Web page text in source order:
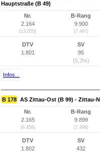
Hauptstraße (B 49)
Nr.
2.164
(13.055)
B-Rang
9.900
(7.497)
DTV
1.801
SV
95
(5,3%)
Infos...
B 178 AS Zittau-Ost (B 99) - Zittau-
Nr.
2.165
(9.458)
B-Rang
9.899
(7.496)
DTV
1.802
SV
432